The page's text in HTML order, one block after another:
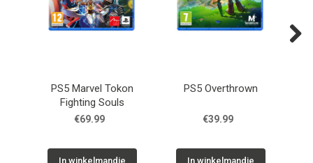
PS5 Marvel Tokon
Fighting Souls
€69.99
In winkelmandje
PS5 Overthrown
€39.99
In winkelmandje